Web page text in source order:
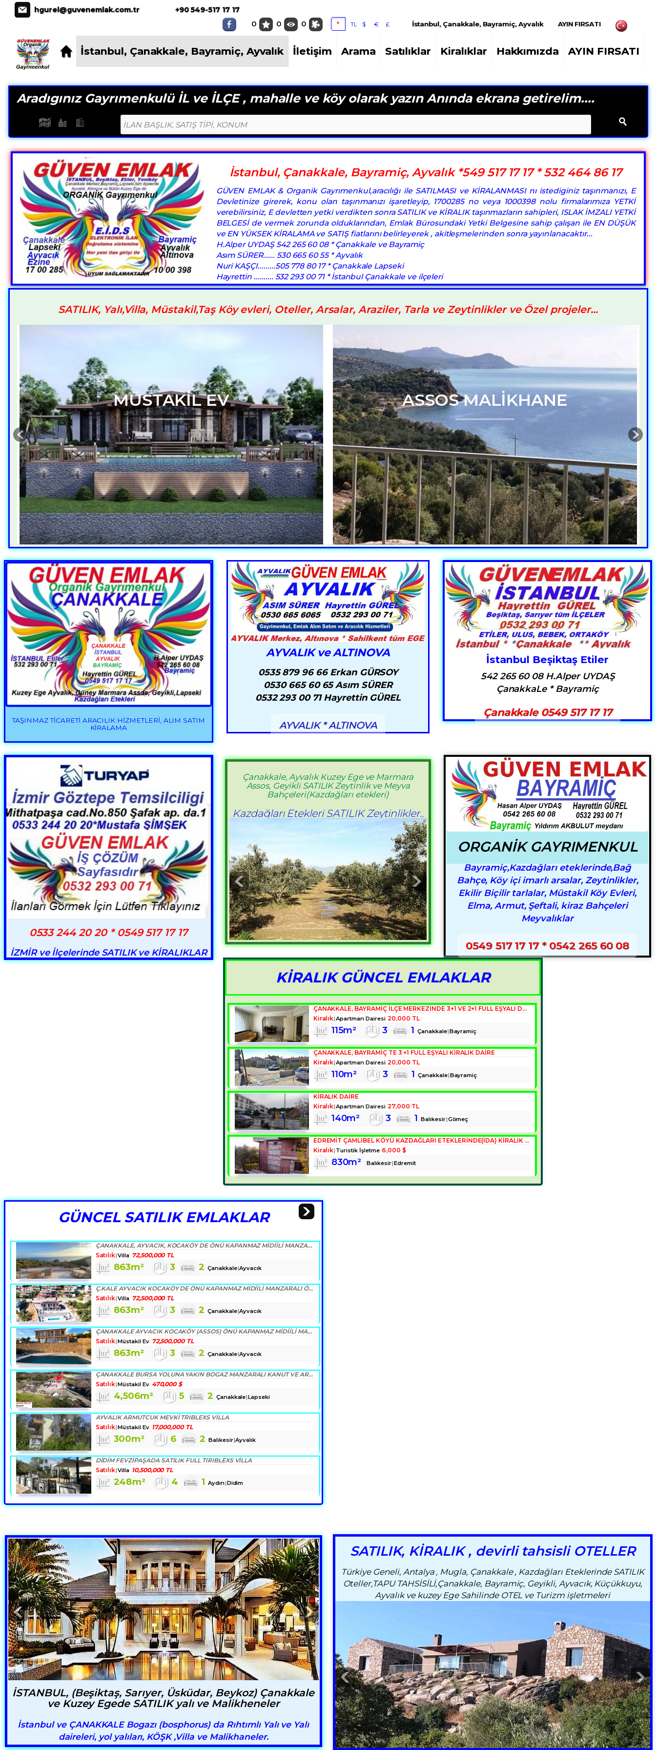
İstanbul * Çanakkale * Bayramiç * Ayvalık
hgurel@guvenemlak.com.tr +90 549-517 17 17
0 0 0 * TL $ € £ İstanbul, Çanakkale, Bayramiç, Ayvalık AYIN FIRSATI
İstanbul, Çanakkale, Bayramiç, Ayvalık İletişim Arama Satılıklar Kiralıklar Hakkımızda AYIN FIRSATI
Aradıgınız Gayrımenkulü İL ve İLÇE , mahalle ve köy olarak yazın Anında ekrana getirelim....
İstanbul, Çanakkale, Bayramiç, Ayvalık *549 517 17 17 * 532 464 86 17
GÜVEN EMLAK & Organik Gayrımenkul,aracılığı ile SATILMASI ve KİRALANMASI nı istediginiz taşınmanızı, E
Devletinize girerek, konu olan taşınmanızı işaretleyip, 1700285 no veya 1000398 nolu firmalarımıza YETKİ
verebilirsiniz, E devletten yetki verdikten sonra SATILIK ve KİRALIK taşınmazların sahipleri, ISLAK İMZALI YETKİ
BELGESİ de vermek zorunda olduklarından, Emlak Bürosundaki Yetki Belgesine sahip çalışan ile EN DÜŞÜK
ve EN YÜKSEK KİRALAMA ve SATIŞ fiatlarını belirleyerek , akitleşmelerinden sonra yayınlanacaktır...
H.Alper UYDAŞ 542 265 60 08 * Çanakkale ve Bayramiç
Asım SÜRER...... 530 665 60 55 * Ayvalık
Nuri KAŞÇI.........505 778 80 17 * Çanakkale Lapseki
Hayrettin .......... 532 293 00 71 * İstanbul Çanakkale ve ilçeleri
SATILIK, Yalı,Villa, Müstakil,Taş Köy evleri, Oteller, Arsalar, Araziler, Tarla ve Zeytinlikler ve Özel projeler...
KAZDAĞLARI ARAZİ MÜSTAKİL MALİKHANE
TAŞINMAZ TİCARETİ ARACILIK HİZMETLERİ, ALIM SATIM
KİRALAMA
AYVALIK ve ALTINOVA
0535 879 96 66 Erkan GÜRSOY
0530 665 60 65 Asım SÜRER
0532 293 00 71 Hayrettin GÜREL
AYVALIK * ALTINOVA
İstanbul Beşiktaş Etiler
542 265 60 08 H.Alper UYDAŞ
ÇanakkaLe * Bayramiç
Çanakkale 0549 517 17 17
0533 244 20 20 * 0549 517 17 17
İZMİR ve İlçelerinde SATILIK ve KİRALIKLAR
Çanakkale, Ayvalık Kuzey Ege ve Marmara
Assos, Geyikli SATILIK Zeytinlik ve Meyva
Bahçeleri(Kazdağları etekleri)
Kazdağları Etekleri SATILIK Zeytinlikler..
ORGANİK GAYRIMENKUL
Bayramiç,Kazdağları eteklerinde,Bağ
Bahçe, Köy içi imarlı arsalar, Zeytinlikler,
Ekilir Biçilir tarlalar, Müstakil Köy Evleri,
Elma, Armut, Şeftali, kiraz Bahçeleri
Meyvalıklar
0549 517 17 17 * 0542 265 60 08
KİRALIK GÜNCEL EMLAKLAR
ÇANAKKALE, BAYRAMIÇ İLÇE MERKEZINDE 3+1 VE 2+1 FULL EŞYALI DAIRELER
Kiralık Apartman Dairesi 20,000 TL
115m² 3 1 Çanakkale Bayramiç
ÇANAKKALE, BAYRAMIÇ TE 3 +1 FULL EŞYALI KIRALIK DAIRE
Kiralık Apartman Dairesi 20,000 TL
110m² 3 1 Çanakkale Bayramiç
KİRALIK DAİRE
Kiralık Apartman Dairesi 27,000 TL
140m² 3 1 Balıkesir Gömeç
EDREMİT ÇAMLIBEL KÖYÜ KAZDAĞLARI ETEKLERINDE(İDA) KİRALIK BUTİK OTEL VEYA TAŞ KONAK VILLA KARGASI BITMIŞ.
Kiralık Turistik İşletme 6,000 $
830m² Balıkesir Edremit
GÜNCEL SATILIK EMLAKLAR
ÇANAKKALE, AYVACIK, KOCAKÖY DE ÖNÜ KAPANMAZ MIDIILI MANZARALI TAŞTAN SIFIR VILLA
Satılık Villa 72,500,000 TL
863m² 3 2 Çanakkale Ayvacık
Ç.KALE AYVACIK KOCAKÖY DE ÖNÜ KAPANMAZ MIDIILI MANZARALI ÖZEL TAŞ MÜSTAKİL EV
Satılık Villa 72,500,000 TL
863m² 3 2 Çanakkale Ayvacık
ÇANAKKALE AYVACIK KOCAKÖY (ASSOS) ÖNÜ KAPANMAZ MIDIILI MANZARALI ÖZEL TAŞ YAPIM MÜSTAKİL EV
Satılık Müstakil Ev 72,500,000 TL
863m² 3 2 Çanakkale Ayvacık
ÇANAKKALE BURSA YOLUNA YAKIN BOGAZ MANZARALI KANUT VE ARSASI
Satılık Müstakil Ev 470,000 $
4,506m² 5 2 Çanakkale Lapseki
AYVALIK ARMUTCUK MEVKI TRIBLEXS VILLA
Satılık Müstakil Ev 17,000,000 TL
300m² 6 2 Balıkesir Ayvalık
DİDİM FEVZİPAŞADA SATILIK FULL TIRIBLEXS VİLLA
Satılık Villa 10,500,000 TL
248m² 4 1 Aydın Didim
İSTANBUL, (Beşiktaş, Sarıyer, Üsküdar, Beykoz) Çanakkale
ve Kuzey Egede SATILIK yalı ve Malikheneler
İstanbul ve ÇANAKKALE Bogazı (bosphorus) da Rıhtımlı Yalı ve Yalı
daireleri, yol yalıları, KÖŞK ,Villa ve Malikhaneler.
SATILIK, KİRALIK , devirli tahsisli OTELLER
Türkiye Geneli, Antalya , Mugla, Çanakkale , Kazdağları Eteklerinde SATILIK
Oteller,TAPU TAHSİSİLİ,Çanakkale, Bayramiç, Geyikli, Ayvacık, Küçükkuyu,
Ayvalık ve kuzey Ege Sahilinde OTEL ve Turizm işletmeleri